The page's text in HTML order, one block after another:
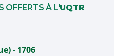
OFFERTS À L'UQTR
- 1706